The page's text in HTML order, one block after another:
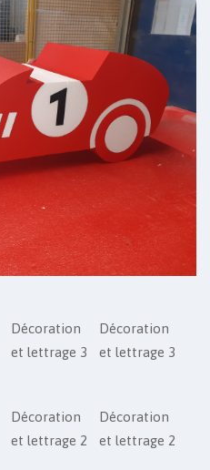
Décoration
et lettrage 3
Décoration
et lettrage 3
Décoration
et lettrage 2
Décoration
et lettrage 2